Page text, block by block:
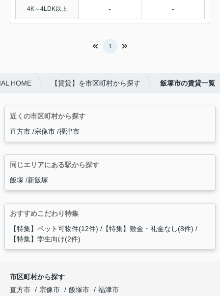
4K～4LDK以上 - -
1
HOME 【賃貸】を市区町村から探す 飯塚市の賃貸一覧
近くの市区町村から探す
直方市 宗像市 福津市
同じエリアにある駅から探す
飯塚 新飯塚
おすすめこだわり特集
【特集】ペット可物件(12件) 【特集】敷金・礼金なし(8件)
【特集】学生向け(2件)
市区町村から探す
直方市
宗像市 飯塚市
福津市